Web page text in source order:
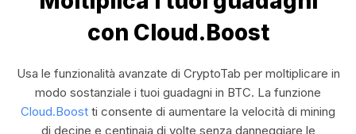
con Cloud.Boost
Usa le funzionalità avanzate di CryptoTab per moltiplicare in
modo sostanziale i tuoi guadagni in BTC. La funzione
Cloud.Boost ti consente di aumentare la velocità di mining
di decine e centinaia di volte senza danneggiare le